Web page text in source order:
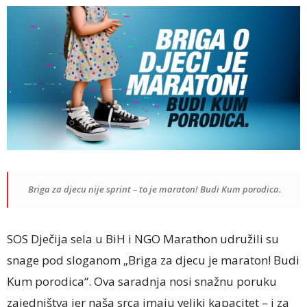
Briga za djecu nije sprint – to je maraton! Budi Kum porodica.
SOS Dječija sela u BiH i NGO Marathon udružili su
snage pod sloganom „Briga za djecu je maraton! Budi
Kum porodica“. Ova saradnja nosi snažnu poruku
zajedništva jer naša srca imaju veliki kapacitet – i za